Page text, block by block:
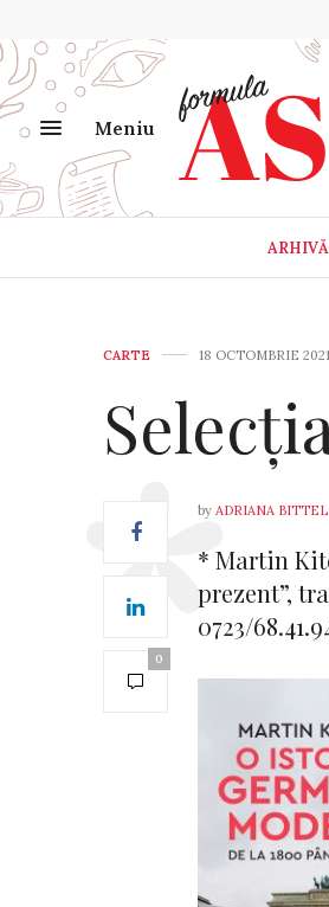
Meniu
ARHIVĂ
CARTE 18 OCTOMBRIE 2021
0
by ADRIANA BITTEL
* Martin
prezent”,
0723/